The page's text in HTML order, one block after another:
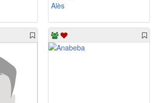
Alès